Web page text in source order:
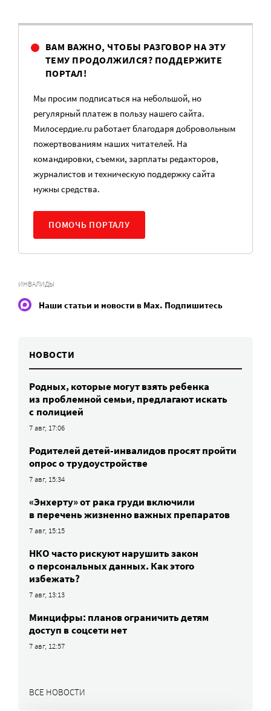
ВАМ ВАЖНО, ЧТОБЫ РАЗГОВОР НА ЭТУ
ТЕМУ ПРОДОЛЖИЛСЯ? ПОДДЕРЖИТЕ
ПОРТАЛ!
Мы просим подписаться на небольшой, но
регулярный платеж в пользу нашего сайта.
Милосердие.ru работает благодаря добровольным
пожертвованиям наших читателей. На
командировки, съемки, зарплаты редакторов,
журналистов и техническую поддержку сайта
нужны средства.
ПОМОЧЬ ПОРТАЛУ
ИНВАЛИДЫ
Наши статьи и новости в Max. Подпишитесь
НОВОСТИ
Родных, которые могут взять ребенка
из проблемной семьи, предлагают искать
с полицией
7 авг, 17:06
Родителей детей-инвалидов просят пройти
опрос о трудоустройстве
7 авг, 15:34
«Энхерту» от рака груди включили
в перечень жизненно важных препаратов
7 авг, 15:15
НКО часто рискуют нарушить закон
о персональных данных. Как этого
избежать?
7 авг, 13:13
Минцифры: планов ограничить детям
доступ в соцсети нет
7 авг, 12:57
ВСЕ НОВОСТИ